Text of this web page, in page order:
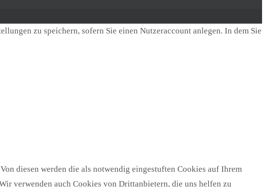
zu speichern, sofern Sie einen Nutzeraccount anlegen. In dem Sie
diesen werden die als notwendig eingestuften Cookies auf Ihrem
verwenden auch Cookies von Drittanbietern, die uns helfen zu